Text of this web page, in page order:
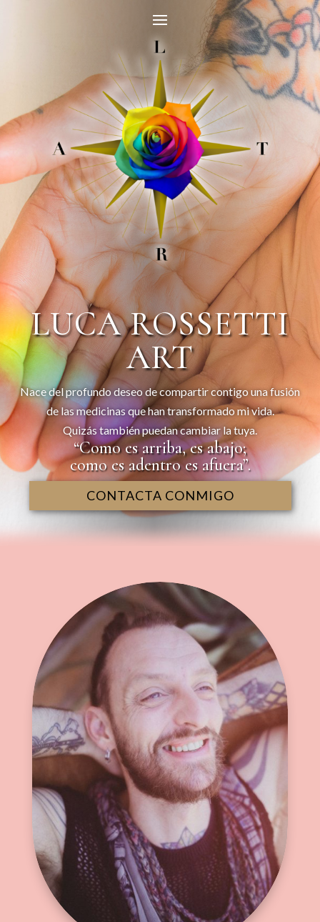
LUCA ROSSETTI
ART
Nace del profundo deseo de compartir contigo una fusión
de las medicinas que han transformado mi vida.
Quizás también puedan cambiar la tuya.
“Como es arriba, es abajo;
como es adentro es afuera”.
CONTACTA CONMIGO